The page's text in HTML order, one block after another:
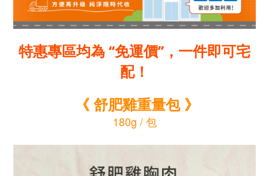
特惠專區均為 ‘‘免運價’’，一件即可宅
配！
《 舒肥雞重量包 》
180g / 包